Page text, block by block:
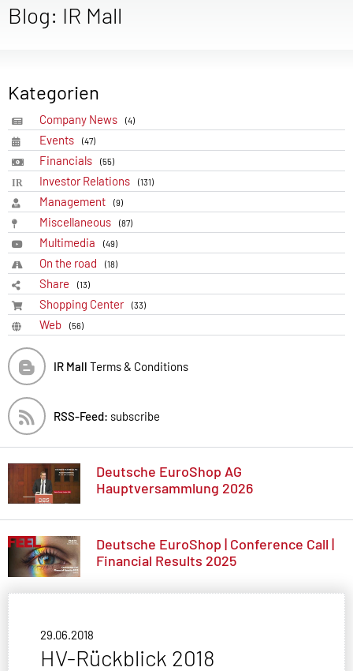
Blog: IR Mall
Kategorien
Company News (4)
Events (47)
Financials (55)
Investor Relations (131)
Management (9)
Miscellaneous (87)
Multimedia (49)
On the road (18)
Share (13)
Shopping Center (33)
Web (56)
IR Mall Terms & Conditions
RSS-Feed: subscribe
Deutsche EuroShop AG
Hauptversammlung 2026
Deutsche EuroShop | Conference Call |
Financial Results 2025
29.06.2018
HV-Rückblick 2018